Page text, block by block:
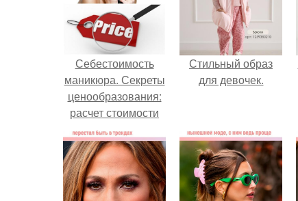
Себестоимость
маникюра. Секреты
ценообразования:
расчет стоимости
услуг (Beautyday.
Стильный образ
для девочек.